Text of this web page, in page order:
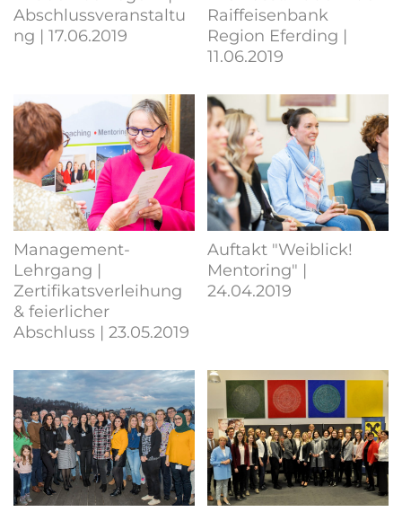
Abschlussveranstaltu
ng | 17.06.2019
Raiffeisenbank
Region Eferding |
11.06.2019
Management-
Lehrgang |
Zertifikatsverleihung
& feierlicher
Abschluss | 23.05.2019
Auftakt "Weiblick!
Mentoring" |
24.04.2019